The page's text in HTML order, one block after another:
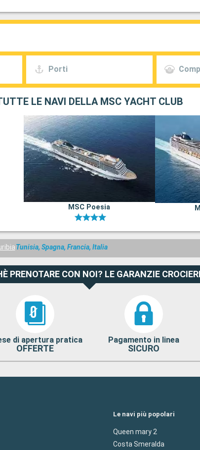
Porti
LE NAVI DELLA MSC YACHT CLUB
MSC Poesia
Tunisia, Spagna, Francia, Italia
PRENOTARE CON NOI? LE GARANZIE
di apertura pratica
OFFERTE
Pagamento in linea
SICURO
Le navi più popolari
Queen mary 2
Costa Smeralda